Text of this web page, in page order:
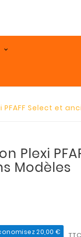
Select et
Plexi
Modèles
20,00 €